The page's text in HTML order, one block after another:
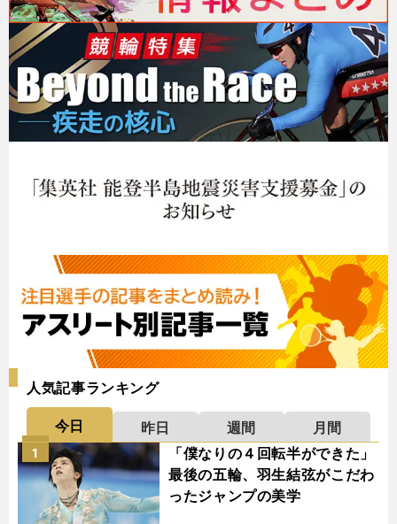
人気記事ランキング
今日 昨日 週間
月間
「僕なりの４回転半ができた」
最後の五輪、羽生結弦がこだわ
ったジャンプの美学
1